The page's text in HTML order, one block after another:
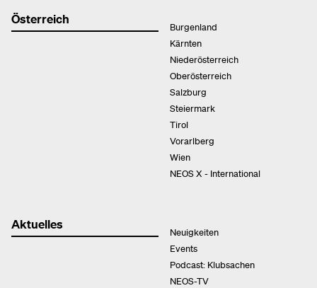
Österreich
Burgenland
Kärnten
Niederösterreich
Oberösterreich
Salzburg
Steiermark
Tirol
Vorarlberg
Wien
NEOS X - International
Aktuelles
Neuigkeiten
Events
Podcast: Klubsachen
NEOS-TV